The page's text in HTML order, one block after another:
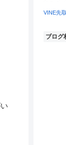
VINE先
ブログ